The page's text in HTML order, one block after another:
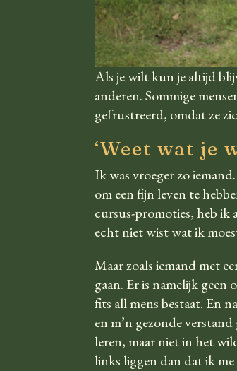
Als je wilt kun je altijd
anderen. Sommige
gefrustreerd, omdat ze
‘Weet wat je
Ik was vroeger zo
om een fijn leven te
cursus-promoties, heb ik
echt niet wist wat ik
Maar zoals iemand met
gaan. Er is namelijk geen
fits all mens bestaat. En
en m’n gezonde
leren, maar niet in het
links liggen dan dat ik